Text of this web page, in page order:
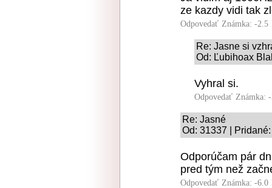
ze kazdy vidi tak
Odpovedať Známka: -2.5
Re: Jasne si
Od: Ľubihoax
Vyhral si.
Odpovedať Známka:
Re: Jasné
Od: 31337 |
Odporúčam pár
pred tým než
Odpovedať Známka: -6.0